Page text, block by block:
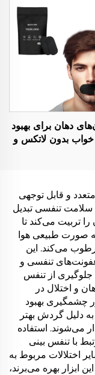
دهان برای بهبود
بدون لاتکس و
و قابل توجهی
سلامت تنفسی تبدیل
را تربیت می‌کند تا
صورت طبیعی هوا
می‌کند. این
تنفسی و
جلوگیری از تنفس
و اختلال در
چشمگیری بهبود
دلیل گردش بهتر
می‌شوند. استفاده
با تنفس بینی
اختلالات مربوط به
ابزار بهره می‌برند،